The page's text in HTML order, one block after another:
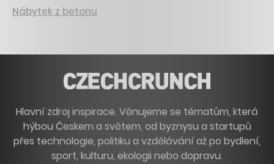
Nábytek z betonu
Hlavní zdroj inspirace. Věnujeme se tématům, která
hýbou Českem a světem, od byznysu a startupů
přes technologie, politiku a vzdělávání až po bydlení,
sport, kulturu, ekologii nebo dopravu.